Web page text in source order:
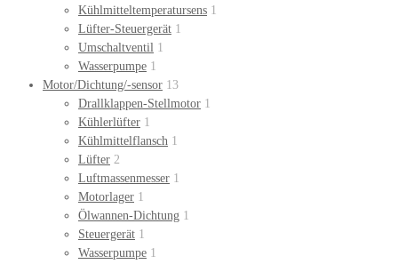
Kühlmitteltemperatursens 1
Lüfter-Steuergerät 1
Umschaltventil 1
Wasserpumpe 1
Motor/Dichtung/-sensor 13
Drallklappen-Stellmotor 1
Kühlerlüfter 1
Kühlmittelflansch 1
Lüfter 2
Luftmassenmesser 1
Motorlager 1
Ölwannen-Dichtung 1
Steuergerät 1
Wasserpumpe 1